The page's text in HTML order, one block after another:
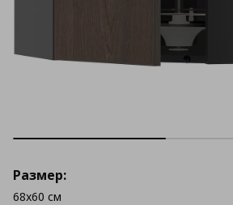
Размер:
68x60 см